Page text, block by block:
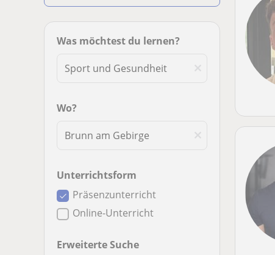
Was möchtest du lernen?
Wo?
Unterrichtsform
Präsenzunterricht
Online-Unterricht
Erweiterte Suche